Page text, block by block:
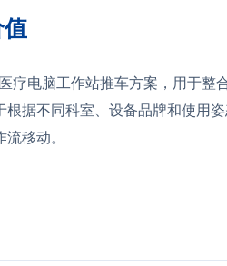
疗电脑工作站推车方案，用于整
据不同科室、设备品牌和使用
移动。